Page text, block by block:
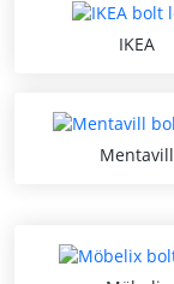
IKEA
Mentavill